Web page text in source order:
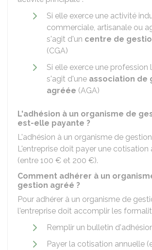
Si elle exerce une activité
commerciale, artisanale ou
s'agit d'un centre de
(CGA)
Si elle exerce une profession
s'agit d'une association de
agréée (AGA)
L'adhésion à un organisme de
est-elle payante ?
L'adhésion à un organisme de
L'entreprise doit payer une cotisation
(entre 100 € et 200 €).
Comment adhérer à un
gestion agréé ?
Pour adhérer à un organisme de
l'entreprise doit accomplir les
Remplir un bulletin
Payer la cotisation annuelle